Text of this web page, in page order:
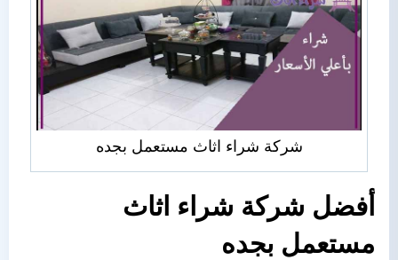
شركة شراء اثاث مستعمل بجده
أفضل شركة شراء اثاث
مستعمل بجده